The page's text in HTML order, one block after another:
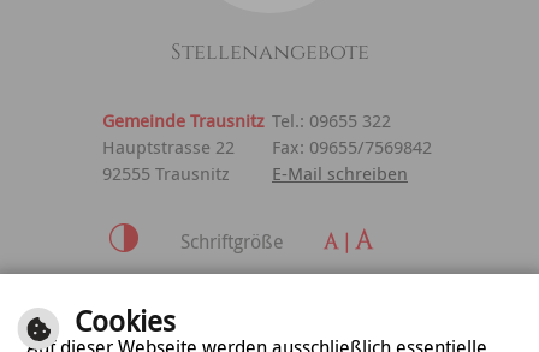
Stellenangebote
Gemeinde Trausnitz Tel.: 09655 322
Hauptstrasse 22
Fax: 09655/7569842
92555 Trausnitz
E-Mail schreiben
Schriftgröße
Datenschutzerklärung
Cookies